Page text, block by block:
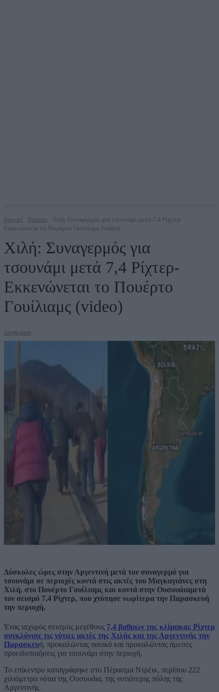
Αρχική Κόσμος
Χιλή: Συναγερμός για τσουνάμι μετά 7,4 Ρίχτερ-
Εκκενώνεται το Πουέρτο Γουίλιαμς (video)
Χιλή: Συναγερμός για
τσουνάμι μετά 7,4 Ρίχτερ-
Εκκενώνεται το Πουέρτο
Γουίλιαμς (video)
02/05/2025
Δύσκολες ώρες στην Αργεντινή μετά τον συναγερμό για
τσουνάμι σε περιοχές κοντά στις ακτές του Μαγκαγιάνες στη
Χιλή, στο Πουέρτο Γουίλιαμς και κοντά στην Ουσουάιαμετά
τον σεισμό 7,4 Ρίχτερ, που χτύπησε νωρίτερα την Παρασκευή
την περιοχή.
Ένας ισχυρός σεισμός μεγέθους 7,4 βαθμών της κλίμακας Ρίχτερ
συγκλόνισε τις νότιες ακτές της Χιλής και της Αργεντινής την
Παρασκευή, προκαλώντας πανικό και προκαλώντας άμεσες
προειδοποιήσεις για τσουνάμι στην περιοχή.
Το επίκεντρο καταγράφηκε στο Πέρασμα Ντρέικ, περίπου 222
χιλιόμετρα νότια της Ουσουάια, της νοτιότερης πόλης της
Αργεντινής.